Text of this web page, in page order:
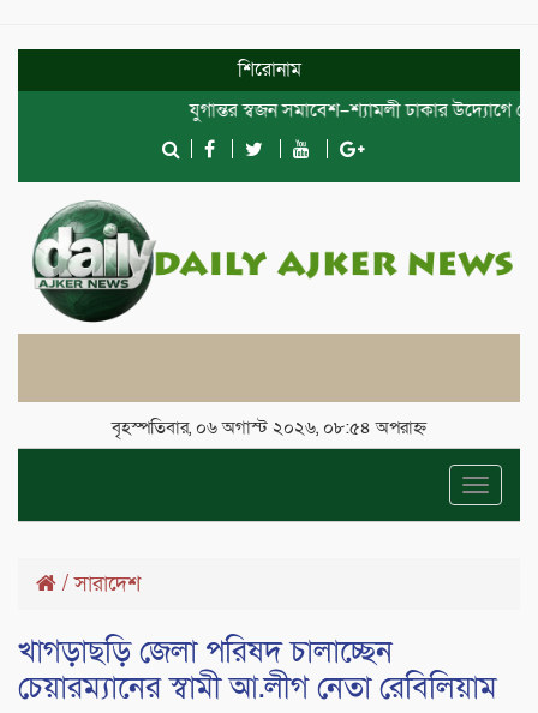
শিরোনাম
যুগান্তর স্বজন সমাবেশ–শ্যামলী ঢাকার উদ্যোগে দোয়া ও
বৃহস্পতিবার, ০৬ অগাস্ট ২০২৬, ০৮:৫৪ অপরাহ্ন
Toggle
/সারাদেশ
খাগড়াছড়ি জেলা পরিষদ চালাচ্ছেন
চেয়ারম্যানের স্বামী আ.লীগ নেতা রেবিলিয়াম